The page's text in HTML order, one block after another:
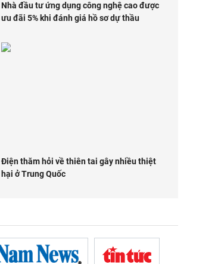
Nhà đầu tư ứng dụng công nghệ cao được
ưu đãi 5% khi đánh giá hồ sơ dự thầu
Điện thăm hỏi về thiên tai gây nhiều thiệt
hại ở Trung Quốc